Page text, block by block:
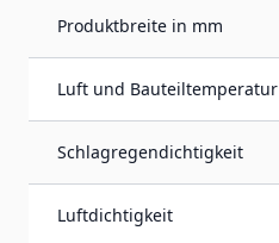
Produktbreite in mm
Luft und Bauteiltemperatur
Schlagregendichtigkeit
Luftdichtigkeit